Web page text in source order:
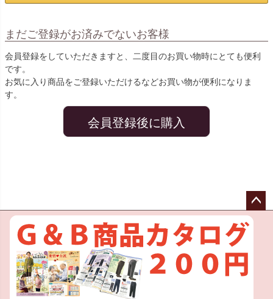
まだご登録がお済みでないお客様
会員登録をしていただきますと、二度目のお買い物時にとても便利
です。
お気に入り商品をご登録いただけるなどお買い物が便利になりま
す。
会員登録後に購入
ペー
へ